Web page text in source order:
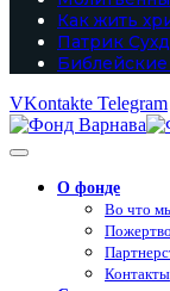
Как жить
Патрик
Библейские
VKontakte Telegram
О фонде
Во что
Контакты